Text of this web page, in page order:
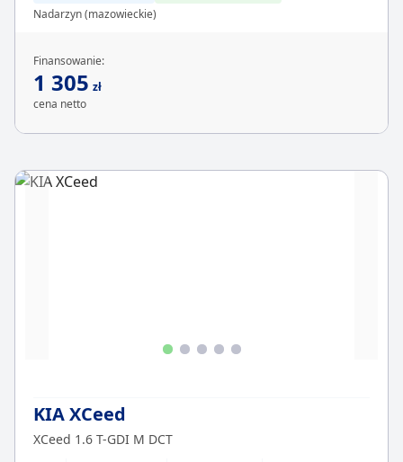
Nadarzyn (mazowieckie)
Finansowanie:
1 305 zł
cena netto
KIA XCeed
XCeed 1.6 T-GDI M DCT